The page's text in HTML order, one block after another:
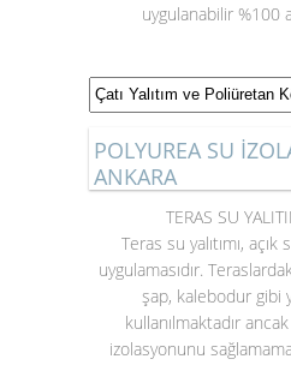
uygulanabilir %100
POLYUREA SU
ANKARA
TERAS SU
Teras su yalıtımı, açık
uygulamasıdır.
şap, kalebodur gibi
kullanılmaktadır
izolasyonunu